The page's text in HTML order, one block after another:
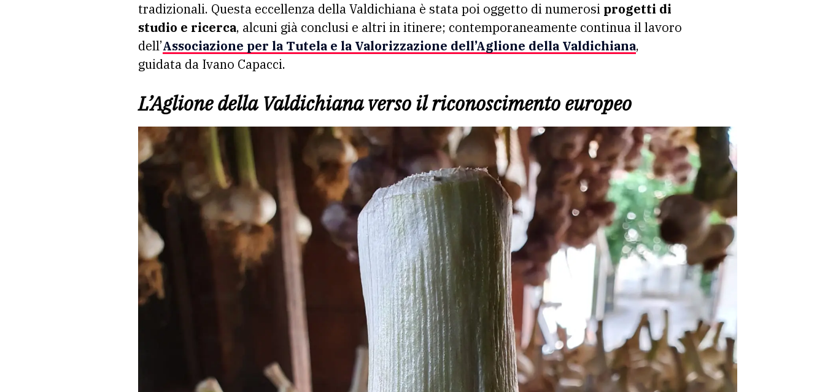
tradizionali. Questa eccellenza della Valdichiana è stata poi oggetto di numerosi progetti di
studio e ricerca, alcuni già conclusi e altri in itinere; contemporaneamente continua il lavoro
dell’Associazione per la Tutela e la Valorizzazione dell’Aglione della Valdichiana,
guidata da Ivano Capacci.
L’Aglione della Valdichiana verso il riconoscimento europeo